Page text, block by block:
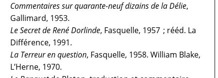
Commentaires sur quarante-neuf dizains de la Délie,
Gallimard, 1953.
Le Secret de René Dorlinde, Fasquelle, 1957 ; rééd. La
Différence, 1991.
La Terreur en question, Fasquelle, 1958. William Blake,
L’Herne, 1970.